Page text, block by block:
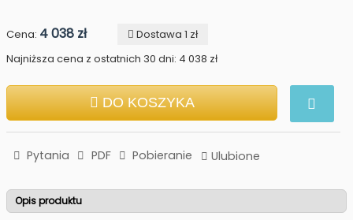
Cena: 4 038 zł
Dostawa 1 zł
Najniższa cena z ostatnich 30 dni: 4 038 zł
DO KOSZYKA
Pytania PDF Pobieranie Ulubione
Opis produktu